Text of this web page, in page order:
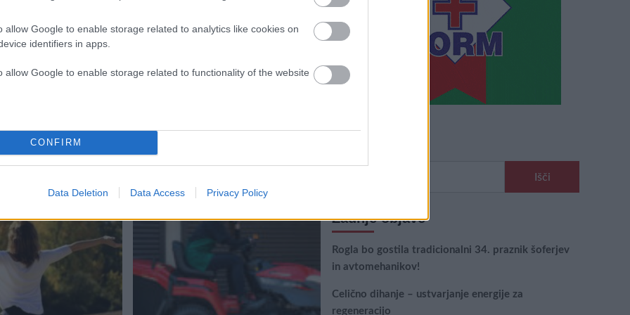
allow Google to enable storage related to analytics like cookies on
identifiers in apps.
allow Google to enable storage related to functionality of the website
CONFIRM
Data Deletion Data Access Privacy Policy
Next:
Išči:
Zadnje objave
Rogla bo gostila tradicionalni 34. praznik šoferjev
in avtomehanikov!
Celično dihanje – ustvarjanje energije za
regeneracijo